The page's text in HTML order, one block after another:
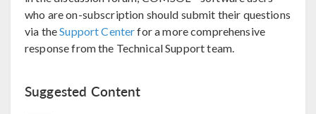
who are on-subscription should submit their questions
via theSupport Centerfor a more comprehensive
response from the Technical Support team.
Suggested Content